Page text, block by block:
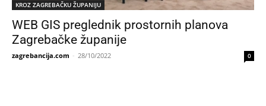
KROZ ZAGREBAČKU ŽUPANIJU
WEB GIS preglednik prostornih planova
Zagrebačke županije
zagrebancija.com - 28/10/2022 0